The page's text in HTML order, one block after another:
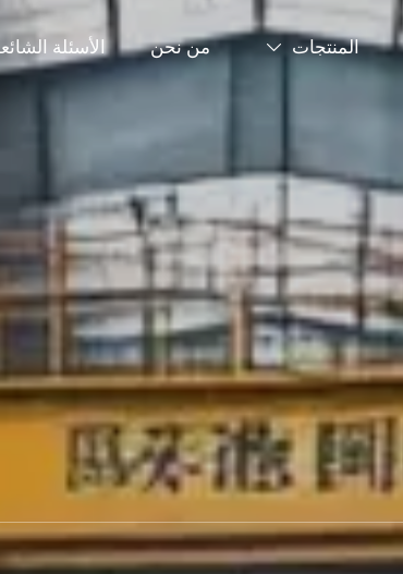
المنتجات  من نحن الأسئلة